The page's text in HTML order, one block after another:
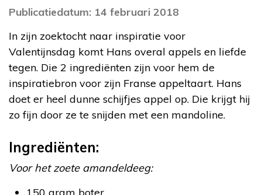
Publicatiedatum: 14 februari 2018
In zijn zoektocht naar inspiratie voor
Valentijnsdag komt Hans overal appels en liefde
tegen. Die 2 ingrediënten zijn voor hem de
inspiratiebron voor zijn Franse appeltaart. Hans
doet er heel dunne schijfjes appel op. Die krijgt hij
zo fijn door ze te snijden met een mandoline.
Ingrediënten:
Voor het zoete amandeldeeg:
150 gram boter